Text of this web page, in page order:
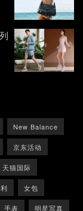
New Balance
京东活动
天猫国际
女包
手表 明星写真